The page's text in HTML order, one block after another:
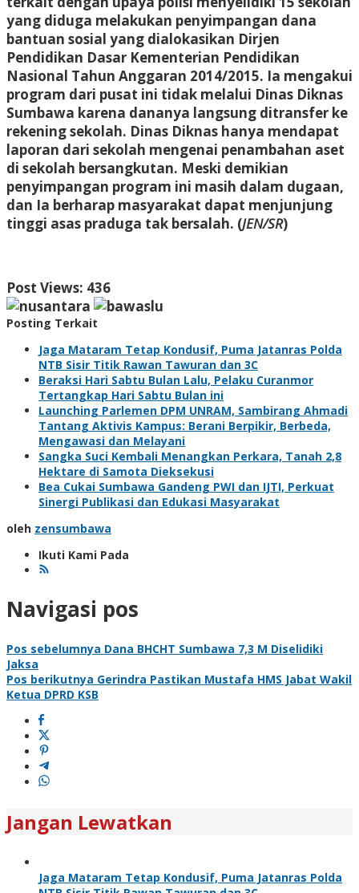
yang diduga melakukan penyimpangan dana
bantuan sosial yang dialokasikan Dirjen
Pendidikan Dasar Kementerian Pendidikan
Nasional Tahun Anggaran 2014/2015. Ia mengakui
program dari pusat ini tidak melalui Dinas Diknas
Sumbawa karena dananya langsung ditransfer ke
rekening sekolah. Dinas Diknas hanya mendapat
laporan dari sekolah mengenai penambahan aset
di sekolah bersangkutan. Meski demikian
penyimpangan program ini masih dalam dugaan,
dan Ia berharap masyarakat dapat menjunjung
tinggi asas praduga tak bersalah. (JEN/SR)
Post Views: 436
Posting Terkait
Jaga Mataram Tetap Kondusif, Puma Jatanras Polda
NTB Sisir Titik Rawan Tawuran dan 3C
Beraksi Hari Sabtu Bulan Lalu, Pelaku Curanmor
Tertangkap Hari Sabtu Bulan ini
Launching Parlemen DPM UNRAM, Sambirang Ahmadi
Tantang Aktivis Kampus: Berani Berpikir, Berbeda,
Mengawasi dan Melayani
Sangka Suci Kembali Menangkan Perkara, Tanah 2,8
Hektare di Samota Dieksekusi
Bea Cukai Sumbawa Gandeng PWI dan IJTI, Perkuat
Sinergi Publikasi dan Edukasi Masyarakat
oleh zensumbawa
Ikuti Kami Pada
Navigasi pos
Pos sebelumnya Dana BHCHT Sumbawa 7,3 M Diselidiki
Jaksa
Pos berikutnya Gerindra Pastikan Mustafa HMS Jabat Wakil
Ketua DPRD KSB
Jangan Lewatkan
Jaga Mataram Tetap Kondusif, Puma Jatanras Polda